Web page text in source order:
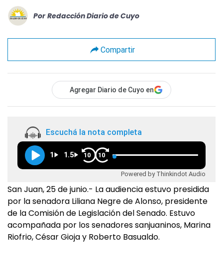
Por Redacción Diario de Cuyo
Compartir
Agregar Diario de Cuyo en
Escuchá la nota completa
1 1.5 10 10
Powered by Thinkindot Audio
San Juan, 25 de junio.- La audiencia estuvo presidida
por la senadora Liliana Negre de Alonso, presidente
de la Comisión de Legislación del Senado. Estuvo
acompañada por los senadores sanjuaninos, Marina
Riofrio, César Gioja y Roberto Basualdo.